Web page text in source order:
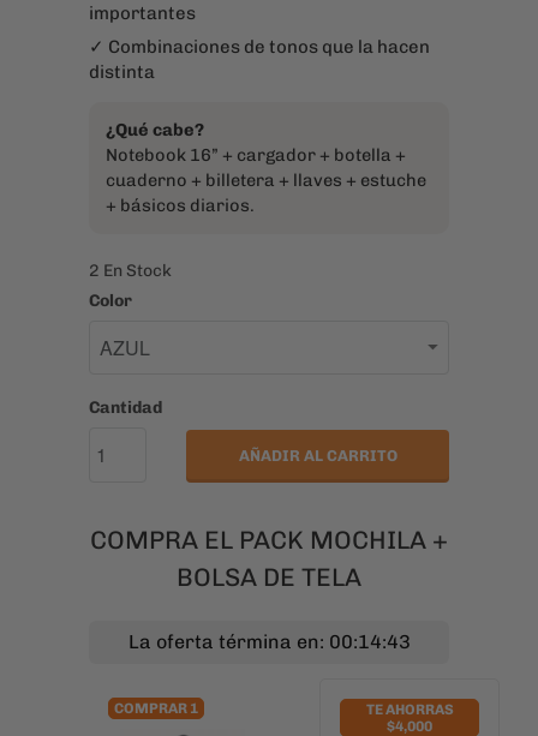
importantes
✓ Combinaciones de tonos que la hacen
distinta
¿Qué cabe?
Notebook 16” + cargador + botella +
cuaderno + billetera + llaves + estuche
+ básicos diarios.
2 En Stock
Color
Cantidad
AÑADIR AL CARRITO
COMPRA EL PACK MOCHILA +
BOLSA DE TELA
La oferta términa en: 00:14:42
COMPRAR 1
TE AHORRAS
$4,000